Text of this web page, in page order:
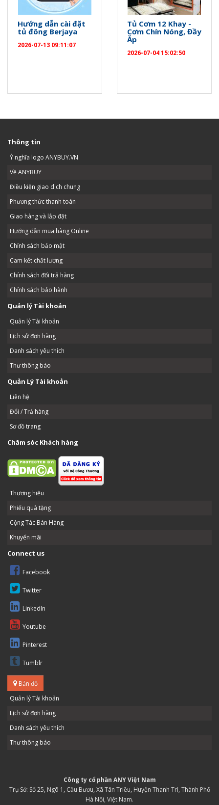
Hướng dẫn cài đặt
tủ đông Berjaya
2026-07-13 09:11:07
Tủ Cơm 12 Khay -
Cơm Chín Nóng, Đầy
Ắp
2026-07-04 15:02:50
Thông tin
Ý nghĩa logo ANYBUY.VN
Về ANYBUY
Điều kiện giao dịch chung
Phương thức thanh toán
Giao hàng và lắp đặt
Hướng dẫn mua hàng Online
Chính sách bảo mật
Cam kết chất lượng
Chính sách đổi trả hàng
Chính sách bảo hành
Quản lý Tài khoản
Quản lý Tài khoản
Lịch sử đơn hàng
Danh sách yêu thích
Thư thông báo
Quản Lý Tài khoản
Liên hệ
Đổi / Trả hàng
Sơ đồ trang
Chăm sóc Khách hàng
Thương hiệu
Phiếu quà tặng
Cộng Tác Bán Hàng
Khuyến mãi
Connect us
Facebook
Twitter
LinkedIn
Youtube
Pinterest
Tumblr
Bản đồ
Quản lý Tài khoản
Lịch sử đơn hàng
Danh sách yêu thích
Thư thông báo
Công ty cổ phần ANY Việt Nam
Trụ Sở: Số 25, Ngõ 1, Cầu Bươu, Xã Tân Triều, Huyện Thanh Trì, Thành Phố
Hà Nội, Việt Nam.